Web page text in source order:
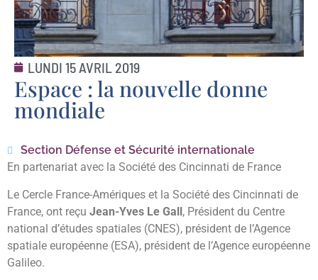
LUNDI 15 AVRIL 2019
Espace : la nouvelle donne
mondiale
Section Défense et Sécurité internationale
En partenariat avec la Société des Cincinnati de France
Le Cercle France-Amériques et la Société des Cincinnati de
France, ont reçu Jean-Yves Le Gall, Président du Centre
national d’études spatiales (CNES), président de l’Agence
spatiale européenne (ESA), président de l’Agence européenne
Galileo.